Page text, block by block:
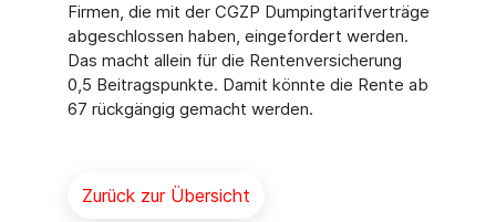
Firmen, die mit der CGZP Dumpingtarifverträge
abgeschlossen haben, eingefordert werden.
Das macht allein für die Rentenversicherung
0,5 Beitragspunkte. Damit könnte die Rente ab
67 rückgängig gemacht werden.
Zurück zur Übersicht